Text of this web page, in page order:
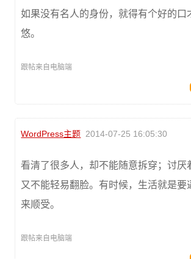
如果没有名人的身份，就得有个好的口
悠。
跟帖来自电脑端
WordPress主题 2014-07-25 16:05:30
看清了很多人，却不能随意拆穿；讨厌
又不能轻易翻脸。有时候，生活就是要
来顺受。
跟帖来自电脑端